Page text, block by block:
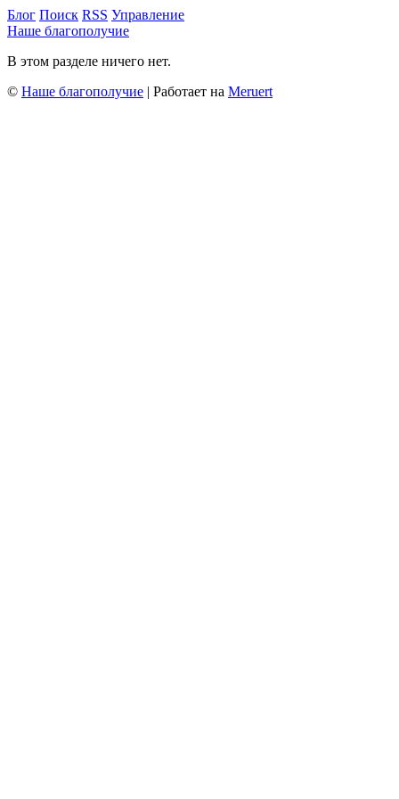
Блог Поиск RSS Управление
Наше благополучие
В этом разделе ничего нет.
© Наше благополучие | Работает на Meruert